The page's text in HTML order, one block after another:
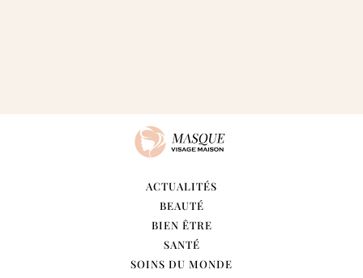
ACTUALITÉS
BEAUTÉ
BIEN ÊTRE
SANTÉ
SOINS DU MONDE